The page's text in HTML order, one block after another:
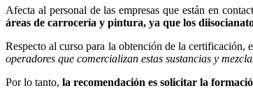
Afecta al personal de las empresas que están en
áreas de carrocería y pintura, ya que los
Respecto al curso para la obtención de la certificación,
operadores que comercializan estas sustancias y
Por lo tanto, la recomendación es solicitar la